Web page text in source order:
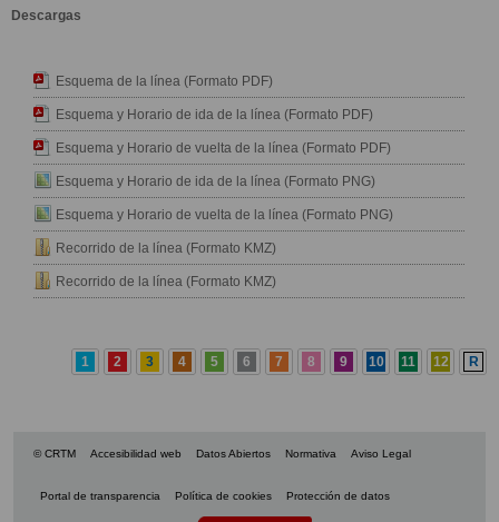
Descargas
Esquema de la línea (Formato PDF)
Esquema y Horario de ida de la línea (Formato PDF)
Esquema y Horario de vuelta de la línea (Formato PDF)
Esquema y Horario de ida de la línea (Formato PNG)
Esquema y Horario de vuelta de la línea (Formato PNG)
Recorrido de la línea (Formato KMZ)
Recorrido de la línea (Formato KMZ)
1 2 3 4 5 6 7 8 9 10 11 12 R
© CRTM Accesibilidad web Datos Abiertos Normativa Aviso Legal
Portal de transparencia Política de cookies Protección de datos